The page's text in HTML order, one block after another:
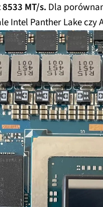
MT/s. Dla
Intel Panther Lake